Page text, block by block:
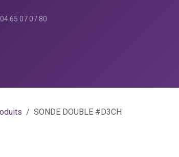
04 65 07 07 80
SONDE DOUBLE #D3CH